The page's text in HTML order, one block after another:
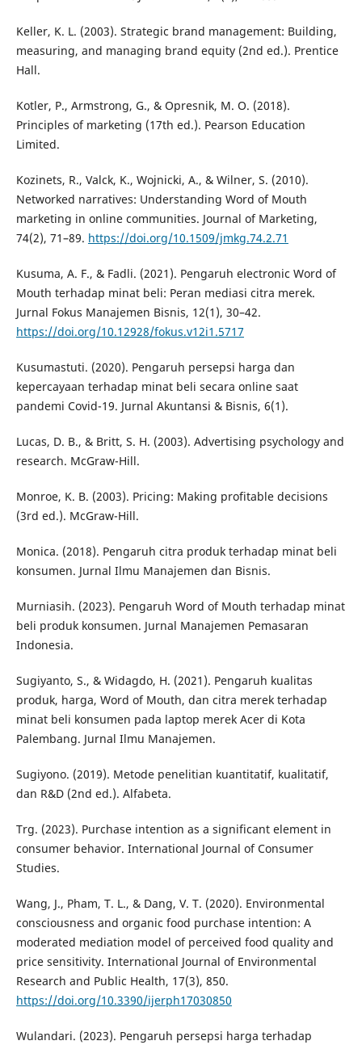
Keller, K. L. (2003). Strategic brand management: Building,
measuring, and managing brand equity (2nd ed.). Prentice
Hall.
Kotler, P., Armstrong, G., & Opresnik, M. O. (2018).
Principles of marketing (17th ed.). Pearson Education
Limited.
Kozinets, R., Valck, K., Wojnicki, A., & Wilner, S. (2010).
Networked narratives: Understanding Word of Mouth
marketing in online communities. Journal of Marketing,
74(2), 71–89. https://doi.org/10.1509/jmkg.74.2.71
Kusuma, A. F., & Fadli. (2021). Pengaruh electronic Word of
Mouth terhadap minat beli: Peran mediasi citra merek.
Jurnal Fokus Manajemen Bisnis, 12(1), 30–42.
https://doi.org/10.12928/fokus.v12i1.5717
Kusumastuti. (2020). Pengaruh persepsi harga dan
kepercayaan terhadap minat beli secara online saat
pandemi Covid-19. Jurnal Akuntansi & Bisnis, 6(1).
Lucas, D. B., & Britt, S. H. (2003). Advertising psychology and
research. McGraw-Hill.
Monroe, K. B. (2003). Pricing: Making profitable decisions
(3rd ed.). McGraw-Hill.
Monica. (2018). Pengaruh citra produk terhadap minat beli
konsumen. Jurnal Ilmu Manajemen dan Bisnis.
Murniasih. (2023). Pengaruh Word of Mouth terhadap minat
beli produk konsumen. Jurnal Manajemen Pemasaran
Indonesia.
Sugiyanto, S., & Widagdo, H. (2021). Pengaruh kualitas
produk, harga, Word of Mouth, dan citra merek terhadap
minat beli konsumen pada laptop merek Acer di Kota
Palembang. Jurnal Ilmu Manajemen.
Sugiyono. (2019). Metode penelitian kuantitatif, kualitatif,
dan R&D (2nd ed.). Alfabeta.
Trg. (2023). Purchase intention as a significant element in
consumer behavior. International Journal of Consumer
Studies.
Wang, J., Pham, T. L., & Dang, V. T. (2020). Environmental
consciousness and organic food purchase intention: A
moderated mediation model of perceived food quality and
price sensitivity. International Journal of Environmental
Research and Public Health, 17(3), 850.
https://doi.org/10.3390/ijerph17030850
Wulandari. (2023). Pengaruh persepsi harga terhadap